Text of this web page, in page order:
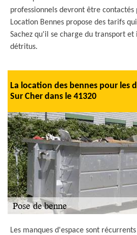
professionnels devront être contactés
Location Bennes propose des tarifs
Sachez qu'il se charge du transport
détritus.
La location des bennes pour les
Sur Cher dans le 41320
Les manques d'espace sont